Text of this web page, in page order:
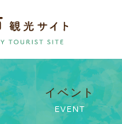
イベント
EVENT